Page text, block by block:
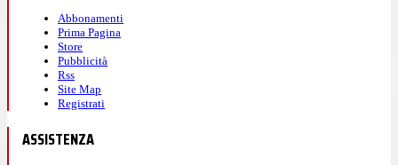
Abbonamenti
Prima Pagina
Store
Pubblicità
Rss
Site Map
Registrati
ASSISTENZA